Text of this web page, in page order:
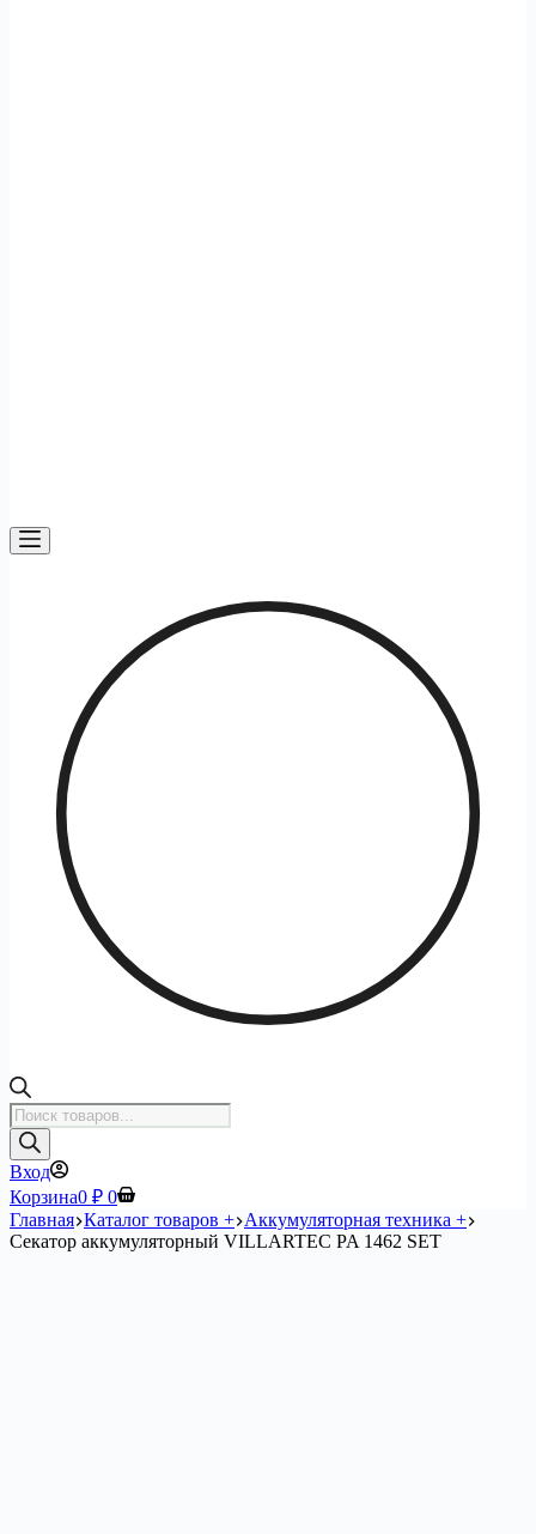
Поиск
товаров
Вход
Корзина0 ₽ 0
Главная Каталог товаров + Аккумуляторная техника +
Секатор аккумуляторный VILLARTEC PA 1462 SET